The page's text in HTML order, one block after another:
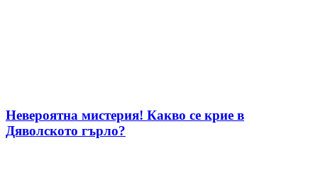
Невероятна мистерия! Какво се крие в
Дяволското гърло?